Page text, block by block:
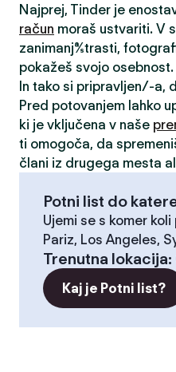
Najprej, Tinder je
račun moraš ustvariti. V
zanimanja/strasti,
pokažeš svojo osebnost.
In tako si pripravljen/-a,
Pred potovanjem lahko
ki je vključena v naše
ti omogoča, da
člani iz drugega mesta
Potni list do
Ujemi se s komer
Pariz, Los Angeles,
Trenutna lokacija:
Kaj je Potni list?